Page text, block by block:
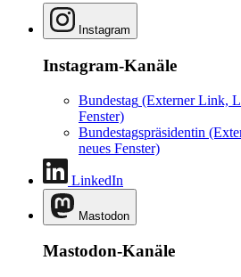
Instagram
Instagram-Kanäle
Bundestag (Externer Link,
Fenster)
Bundestagspräsidentin
neues Fenster)
LinkedIn
Mastodon
Mastodon-Kanäle